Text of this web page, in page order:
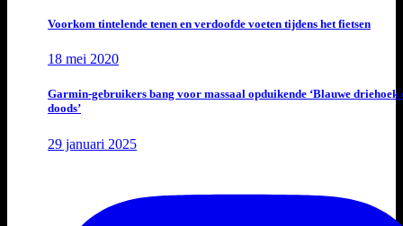
Voorkom tintelende tenen en verdoofde voeten tijdens het fietsen
18 mei 2020
Garmin-gebruikers bang voor massaal opduikende ‘Blauwe driehoek
doods’
29 januari 2025